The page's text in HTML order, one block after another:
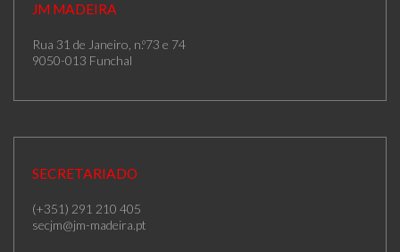
JM MADEIRA
Rua 31 de Janeiro, n.º73 e 74
9050-013 Funchal
SECRETARIADO
(+351) 291 210 405
secjm@jm-madeira.pt